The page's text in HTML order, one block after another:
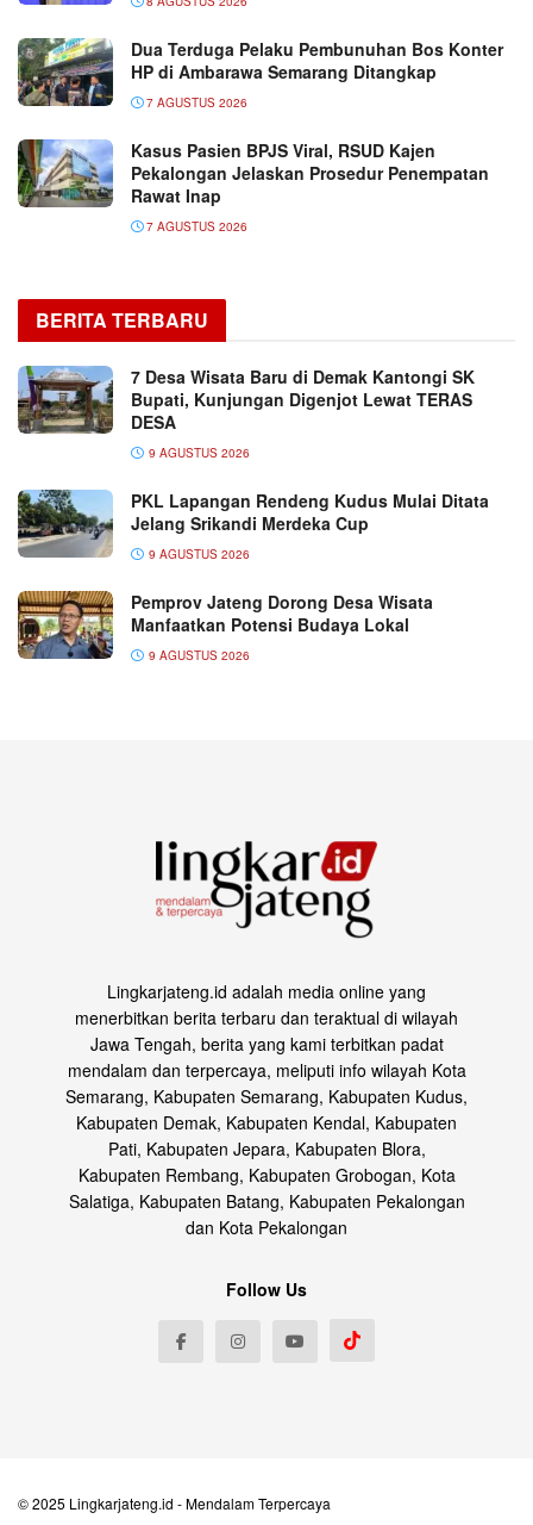
Dua Terduga Pelaku Pembunuhan Bos Konter
HP di Ambarawa Semarang Ditangkap
7 AGUSTUS 2026
Kasus Pasien BPJS Viral, RSUD Kajen
Pekalongan Jelaskan Prosedur Penempatan
Rawat Inap
7 AGUSTUS 2026
BERITA TERBARU
7 Desa Wisata Baru di Demak Kantongi SK
Bupati, Kunjungan Digenjot Lewat TERAS
DESA
9 AGUSTUS 2026
PKL Lapangan Rendeng Kudus Mulai Ditata
Jelang Srikandi Merdeka Cup
9 AGUSTUS 2026
Pemprov Jateng Dorong Desa Wisata
Manfaatkan Potensi Budaya Lokal
9 AGUSTUS 2026
Lingkarjateng.id adalah media online yang
menerbitkan berita terbaru dan teraktual di wilayah
Jawa Tengah, berita yang kami terbitkan padat
mendalam dan terpercaya, meliputi info wilayah Kota
Semarang, Kabupaten Semarang, Kabupaten Kudus,
Kabupaten Demak, Kabupaten Kendal, Kabupaten
Pati, Kabupaten Jepara, Kabupaten Blora,
Kabupaten Rembang, Kabupaten Grobogan, Kota
Salatiga, Kabupaten Batang, Kabupaten Pekalongan
dan Kota Pekalongan
Follow Us
© 2025 Lingkarjateng.id - Mendalam Terpercaya